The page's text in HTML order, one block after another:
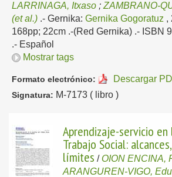
LARRINAGA, Itxaso ; ZAMBRANO-
(et al.) .- Gernika: Gernika Gogoratuz ,
168pp; 22cm .-(Red Gernika) .- ISBN
.- Español
Mostrar tags
Formato electrónico: Descargar
Signatura: M-7173 ( libro )
Aprendizaje-servicio
Trabajo Social:
límites / OION ENCINA,
ARANGUREN-VIGO,